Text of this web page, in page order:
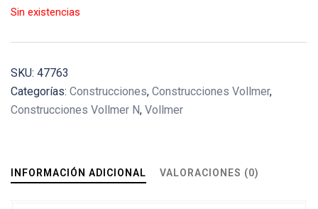
Sin existencias
SKU: 47763
Categorías: Construcciones, Construcciones Vollmer,
Construcciones Vollmer N, Vollmer
INFORMACIÓN ADICIONAL VALORACIONES (0)